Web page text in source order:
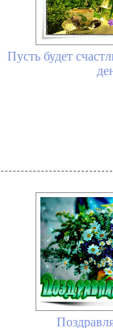
Пусть будет